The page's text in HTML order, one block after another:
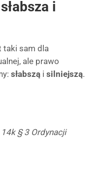
i
taki sam dla
ale prawo
słabszą i silniejszą.
§ 3 Ordynacji